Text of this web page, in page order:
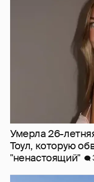
Умерла 26-
Тоул, которую
"ненастоящий"